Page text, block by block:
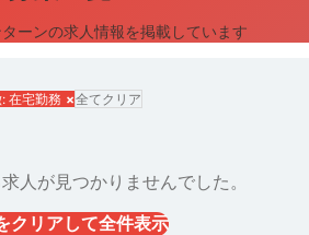
ーンの求人情報を掲載しています
在宅勤務 ×全てクリア
人が見つかりませんでした。
クリアして全件表示